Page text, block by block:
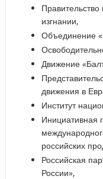
Правительство
изгнании,
Объединение
Движение
движения в
Институт
Инициативная
российских
Российская
России»,